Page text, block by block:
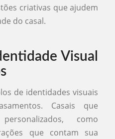
criativas que ajudem
do casal.
Visual
de identidades visuais
Casais que
como
que contam sua